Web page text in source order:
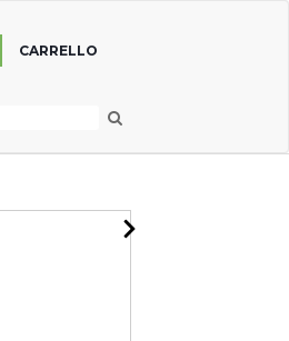
CARRELLO